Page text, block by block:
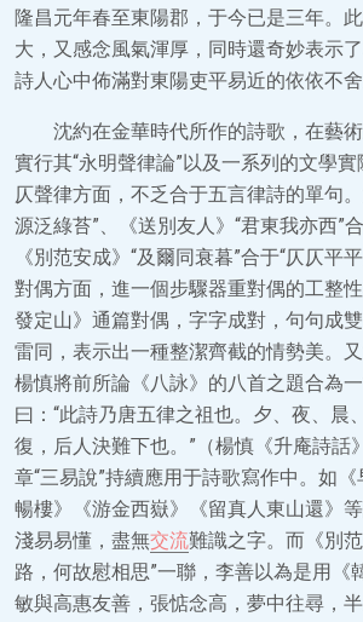
隆昌元年春至東陽郡，于今已是三年。
大，又感念風氣渾厚，同時還奇妙表示了
詩人心中佈滿對東陽吏平易近的依依不舍
沈約在金華時代所作的詩歌，在藝
實行其“永明聲律論”以及一系列的文學
仄聲律方面，不乏合于五言律詩的單句
源泛綠苔”、《送別友人》“君東我亦西”
《別范安成》“及爾同衰暮”合于“仄仄平
對偶方面，進一個步驟器重對偶的工整
發定山》通篇對偶，字字成對，句句成
雷同，表示出一種整潔齊截的情勢美。
楊慎將前所論《八詠》的八首之題合為
曰：“此詩乃唐五律之祖也。夕、夜、晨
復，后人決難下也。”（楊慎《升庵詩話
章“三易說”持續應用于詩歌寫作中。如
暢樓》《游金西嶽》《留真人東山還》
淺易易懂，盡無交流難識之字。而《別
路，何故慰相思”一聯，李善以為是用《
敏與高惠友善，張惦念高，夢中往尋，